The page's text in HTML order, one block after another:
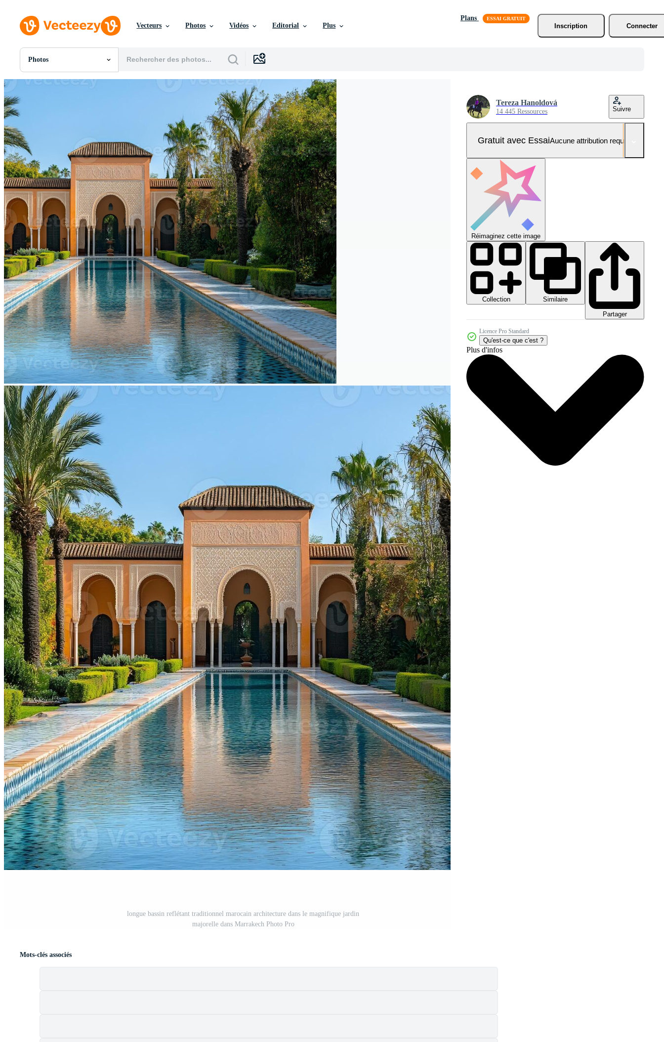
Vecteurs Photos Vidéos Editorial Plus
Plans
Inscription
Connecter
Photos
Toutes Images
Photos
Motion graphics
Images Éditoriales
Événements Éditoriaux
longue bassin reflétant traditionnel marocain architecture dans le magnifique jardin
majorelle dans Marrakech Photo Pro
Tereza Hanoldová
14 445 Ressources Suivre
Gratuit avec EssaiAucune attribution requise
Réimaginez cette image
Collection
Similaire
Partager
Licence Pro Standard
Qu'est-ce que c'est ?
Plus d'infos
Mots-clés associés